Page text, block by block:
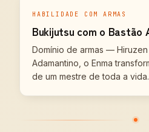
HABILIDADE COM ARMAS
Bukijutsu com o Bastão
Domínio de armas —
Adamantino, o Enma
de um mestre de toda a vida.